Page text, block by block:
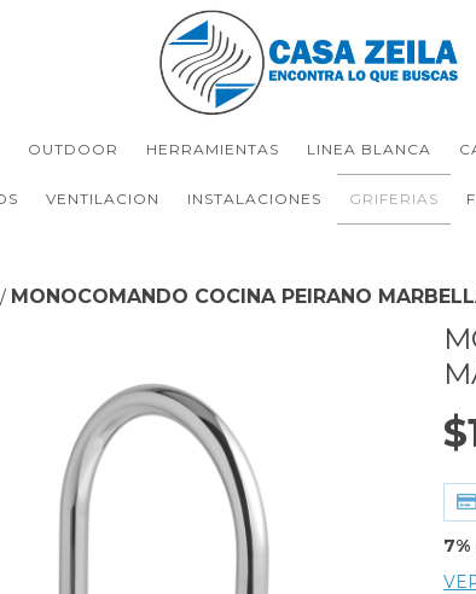
OUTDOOR HERRAMIENTAS LINEA BLANCA
VENTILACION INSTALACIONES GRIFERIAS
/ MONOCOMANDO COCINA PEIRANO